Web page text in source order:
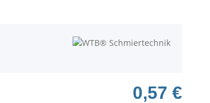
0,57 €